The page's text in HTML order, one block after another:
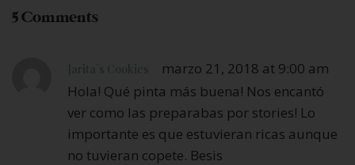
5 Comments
Jarita`s Cookies
marzo 21, 2018 at 9:00 am
Hola! Qué pinta más buena! Nos encantó
ver como las preparabas por stories! Lo
importante es que estuvieran ricas aunque
no tuvieran copete. Besis